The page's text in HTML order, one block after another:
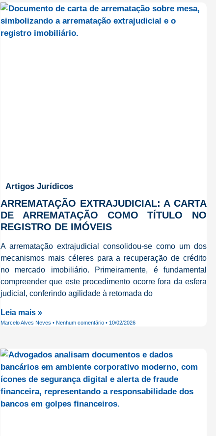
Artigos Jurídicos
ARREMATAÇÃO EXTRAJUDICIAL: A CARTA
DE ARREMATAÇÃO COMO TÍTULO NO
REGISTRO DE IMÓVEIS
A arrematação extrajudicial consolidou-se como um dos
mecanismos mais céleres para a recuperação de crédito
no mercado imobiliário. Primeiramente, é fundamental
compreender que este procedimento ocorre fora da esfera
judicial, conferindo agilidade à retomada do
Leia mais »
Marcelo Alves Neves Nenhum comentário 10/02/2026